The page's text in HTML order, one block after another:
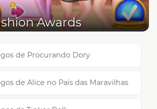
Awards
de Procurando Dory
de Alice no País das Maravilhas